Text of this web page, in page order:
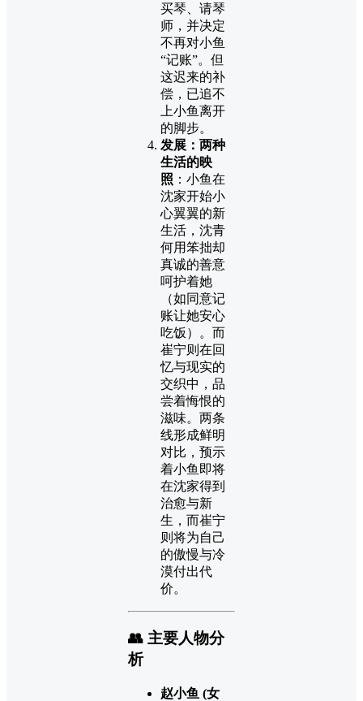
买琴、请琴
师，并决定
不再对小鱼
“记账”。但
这迟来的补
偿，已追不
上小鱼离开
的脚步。
发展：两种
生活的映
照 ：小鱼在
沈家开始小
心翼翼的新
生活，沈青
何用笨拙却
真诚的善意
呵护着她
（如同意记
账让她安心
吃饭）。而
崔宁则在回
忆与现实的
交织中，品
尝着悔恨的
滋味。两条
线形成鲜明
对比，预示
着小鱼即将
在沈家得到
治愈与新
生，而崔宁
则将为自己
的傲慢与冷
漠付出代
价。
👥 主要人物分
析
赵小鱼 (女